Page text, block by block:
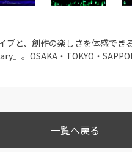
ブと、創作の楽しさを体感でき
』。OSAKA・TOKYO・
一覧へ戻る